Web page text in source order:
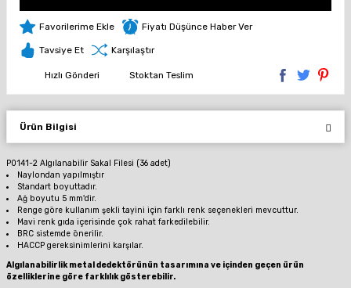
Fiyatı Düşünce Haber Ver
Tavsiye Et Karşılaştır
Hızlı Gönderi Stoktan Teslim
Ürün Bilgisi
P0141-2 Algılanabilir Sakal Filesi (36 adet)
Naylondan yapılmıştır
Standart boyuttadır.
Ağ boyutu 5 mm'dir.
Renge göre kullanım şekli tayini için farklı renk seçenekleri mevcuttur.
Mavi renk gıda içerisinde çok rahat farkedilebilir.
BRC sistemde önerilir.
HACCP gereksinimlerini karşılar.
Algılanabilirlik metal dedektörünün tasarımına ve içinden geçen ürün
özelliklerine göre farklılık gösterebilir.